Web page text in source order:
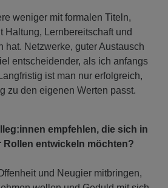
weniger mit formalen Titeln,
Haltung, Lernbereitschaft und
hat. Netzwerke, guter Austausch
entscheidender, als ich anfangs
ist man nur erfolgreich,
zu den eigenen Werten passt.
empfehlen, die sich in
Rollen entwickeln möchten?
und Neugier mitbringen,